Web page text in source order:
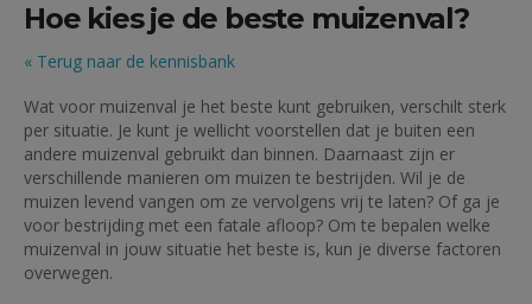
Hoe kies je de beste muizenval?
« Terug naar de kennisbank
Wat voor muizenval je het beste kunt gebruiken, verschilt sterk
per situatie. Je kunt je wellicht voorstellen dat je buiten een
andere muizenval gebruikt dan binnen. Daarnaast zijn er
verschillende manieren om muizen te bestrijden. Wil je de
muizen levend vangen om ze vervolgens vrij te laten? Of ga je
voor bestrijding met een fatale afloop? Om te bepalen welke
muizenval in jouw situatie het beste is, kun je diverse factoren
overwegen.